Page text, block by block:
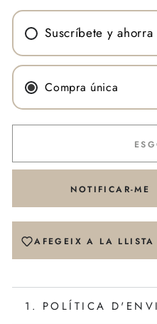
Suscríbete y ahorra
Compra única
NOTIFICAR-ME
AFEGEIX A LA LLISTA
1. POLÍTICA